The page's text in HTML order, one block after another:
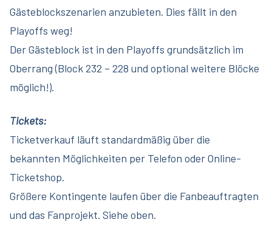
Gästeblockszenarien anzubieten. Dies fällt in den
Playoffs weg!
Der Gästeblock ist in den Playoffs grundsätzlich im
Oberrang (Block 232 – 228 und optional weitere Blöcke
möglich!).
Tickets:
Ticketverkauf läuft standardmäßig über die
bekannten Möglichkeiten per Telefon oder Online-
Ticketshop.
Größere Kontingente laufen über die Fanbeauftragten
und das Fanprojekt. Siehe oben.